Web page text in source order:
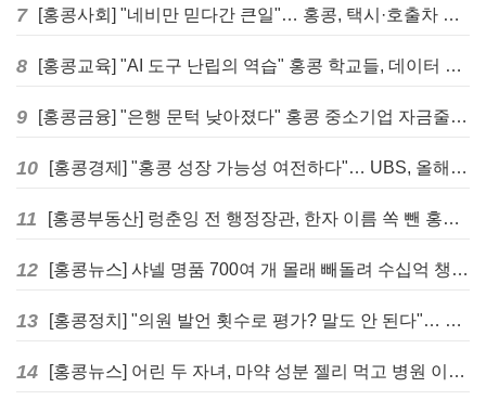
7 [홍콩사회] "네비만 믿다간 큰일"… 홍콩, 택시·호출차 통합 시험 도입하며 규제 본격화
8 [홍콩교육] "AI 도구 난립의 역습" 홍콩 학교들, 데이터 고립에 교육 효과 평가 비상
9 [홍콩금융] "은행 문턱 낮아졌다" 홍콩 중소기업 자금줄 숨통 트이나… HKMA "2분기 신용 조건 안정적"
10 [홍콩경제] "홍콩 성장 가능성 여전하다"… UBS, 올해 홍콩 GDP 성장률 전망치 4.5%로 대폭 상향
11 [홍콩부동산] 렁춘잉 전 행정장관, 한자 이름 쏙 뺀 홍콩 고급 아파트 단지들에 쓴소리
12 [홍콩뉴스] 샤넬 명품 700여 개 몰래 빼돌려 수십억 챙긴 직원 4년~7년형 선고
13 [홍콩정치] "의원 발언 횟수로 평가? 말도 안 된다"… 홍콩 입법회 의장의 일침
14 [홍콩뉴스] 어린 두 자녀, 마약 성분 젤리 먹고 병원 이송… 어머니와 친척 체포